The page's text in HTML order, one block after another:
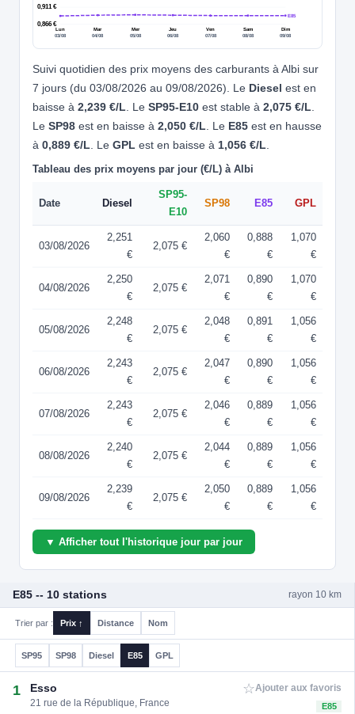
0,866 €
0,911 €
Lun
03/08
Mar
04/08
Mer
05/08
Jeu
06/08
Ven
07/08
Sam
08/08
Dim
09/08
E85
Suivi quotidien des prix moyens des carburants à Albi sur
7 jours (du 03/08/2026 au 09/08/2026). Le Diesel est en
baisse à 2,239 €/L. Le SP95-E10 est stable à 2,075 €/L.
Le SP98 est en baisse à 2,050 €/L. Le E85 est en hausse
à 0,889 €/L. Le GPL est en baisse à 1,056 €/L.
Tableau des prix moyens par jour (€/L) à Albi
Date Diesel
SP95-
E10
SP98 E85 GPL
03/08/2026
2,251
€
2,075 €
2,060
€
0,888
€
1,070
€
04/08/2026
2,250
€
2,075 €
2,071
€
0,890
€
1,070
€
05/08/2026
2,248
€
2,075 €
2,048
€
0,891
€
1,056
€
06/08/2026
2,243
€
2,075 €
2,047
€
0,890
€
1,056
€
07/08/2026
2,243
€
2,075 €
2,046
€
0,889
€
1,056
€
08/08/2026
2,240
€
2,075 €
2,044
€
0,889
€
1,056
€
09/08/2026
2,239
€
2,075 €
2,050
€
0,889
€
1,056
€
▼ Afficher tout l'historique jour par jour
E85 -- 10 stations rayon 10 km
Trier par : Prix ↑ Distance Nom
SP95 SP98 Diesel E85 GPL
1 Esso
21 rue de la République, France
☆Ajouter aux favoris
E85